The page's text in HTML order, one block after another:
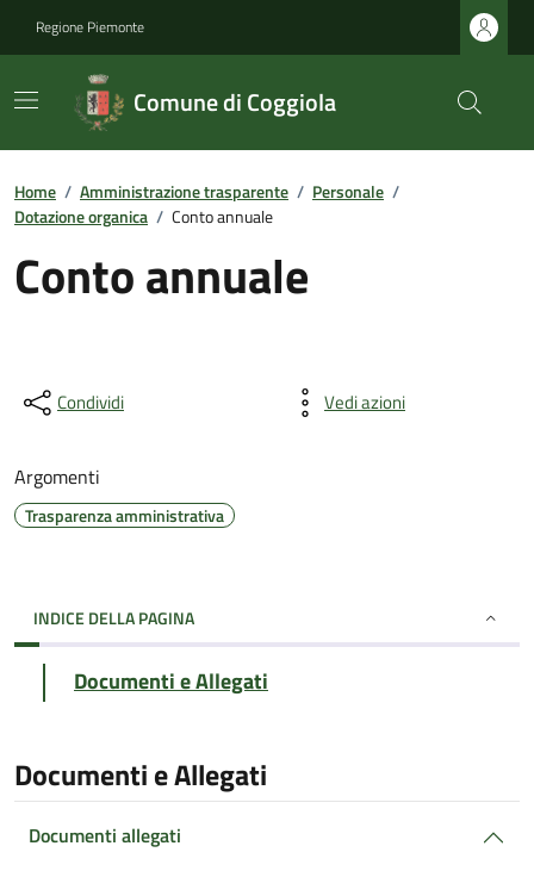
Regione Piemonte
Comune di Coggiola
Home / Amministrazione trasparente / Personale /
Dotazione organica / Conto annuale
Conto annuale
Condividi Vedi azioni
Argomenti
Trasparenza amministrativa
INDICE DELLA PAGINA
Documenti e Allegati
Documenti e Allegati
Documenti allegati